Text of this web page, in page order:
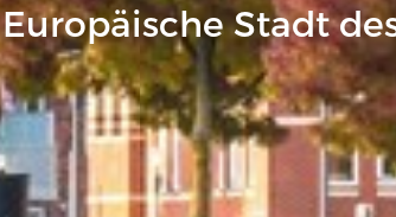
Europäische Stadt